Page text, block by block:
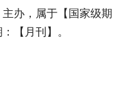
办，属于【国家级期
【月刊】。